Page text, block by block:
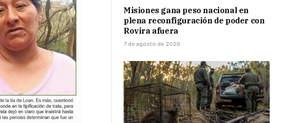
Misiones gana peso nacional en
plena reconfiguración de poder con
Rovira afuera
7 de agosto de 2026